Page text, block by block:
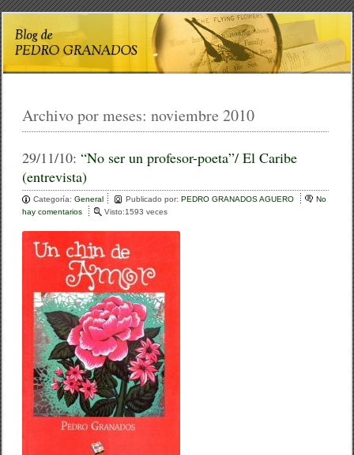
Archivo por meses:noviembre 2010
29/11/10:“No ser un profesor-poeta”/ El Caribe
(entrevista)
Categoría:General Publicado por:PEDRO GRANADOS AGUERO
No
hay comentarios
N
o
s
e
r
u
n
p
r
o
f
e
s
o
r
Visto:1593 veces